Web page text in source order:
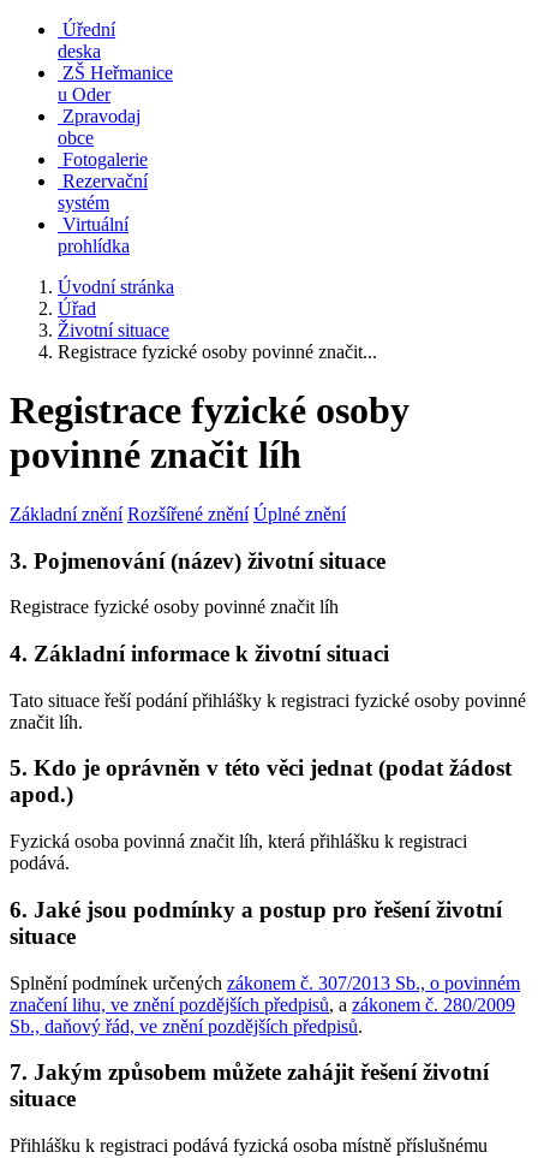
Úřední
deska
ZŠ Heřmanice
u Oder
Zpravodaj
obce
Fotogalerie
Rezervační
systém
Virtuální
prohlídka
Úvodní stránka
Úřad
Životní situace
Registrace fyzické osoby povinné značit...
Registrace fyzické osoby
povinné značit líh
Základní znění Rozšířené znění Úplné znění
3. Pojmenování (název) životní situace
Registrace fyzické osoby povinné značit líh
4. Základní informace k životní situaci
Tato situace řeší podání přihlášky k registraci fyzické osoby povinné
značit líh.
5. Kdo je oprávněn v této věci jednat (podat žádost
apod.)
Fyzická osoba povinná značit líh, která přihlášku k registraci
podává.
6. Jaké jsou podmínky a postup pro řešení životní
situace
Splnění podmínek určených zákonem č. 307/2013 Sb., o povinném
značení lihu, ve znění pozdějších předpisů, a zákonem č. 280/2009
Sb., daňový řád, ve znění pozdějších předpisů.
7. Jakým způsobem můžete zahájit řešení životní
situace
Přihlášku k registraci podává fyzická osoba místně příslušnému